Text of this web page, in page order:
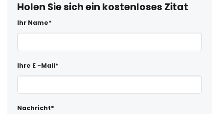
Holen Sie sich ein kostenloses Zitat
Ihr Name*
Ihre E -Mail*
Nachricht*